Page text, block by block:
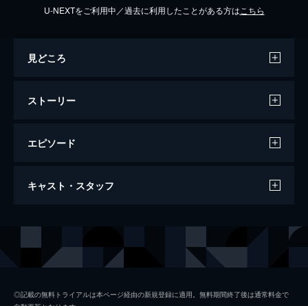
U-NEXTをご利用中／過去に利用したことがある方は こちら
見どころ
ストーリー
エピソード
CAST#11～朝美絢 side-A～＜未公開映像
キャスト・スタッフ
◎記載の無料トライアルは本ページ経由の新規登録に適用。無料期間終了後は通常料金で